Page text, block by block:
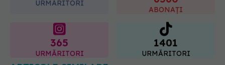
365
URMĂRITORI
1401
URMĂRITORI
ARTICOLE SIMILARE